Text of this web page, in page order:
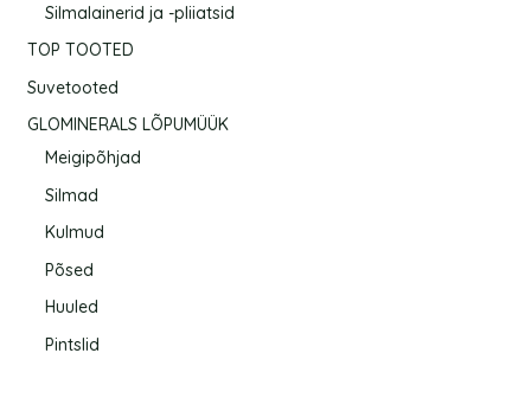
Silmalainerid ja -pliiatsid
TOP TOOTED
Suvetooted
GLOMINERALS LÕPUMÜÜK
Meigipõhjad
Silmad
Kulmud
Põsed
Huuled
Pintslid